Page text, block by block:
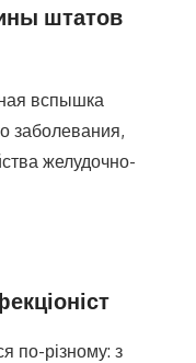
штатов
вспышка
заболевания,
желудочно-
по-різному: з